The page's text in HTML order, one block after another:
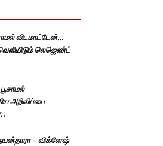
விடமாட்டேன்…
லெஜெண்ட்
அறிவிப்பை
– விக்னேஷ்